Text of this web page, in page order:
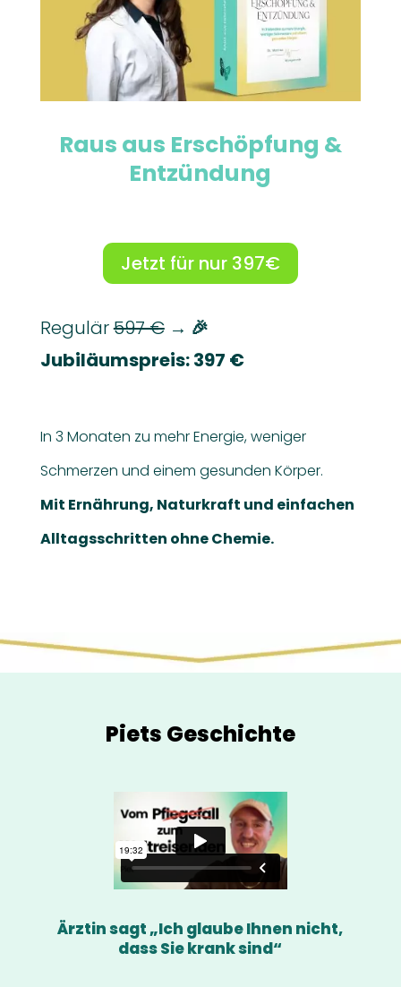
Raus aus Erschöpfung &
Entzündung
Jetzt für nur 397€
Regulär597 € → 🎉
Jubiläumspreis:397 €
In 3 Monaten zu mehr Energie, weniger
Schmerzen und einem gesunden Körper.
Mit Ernährung, Naturkraft und einfachen
Alltagsschritten ohne Chemie.
Piets Geschichte
Ärztin sagt „Ich glaube Ihnen nicht,
dass Sie krank sind“